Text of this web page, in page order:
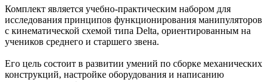
Комплект является учебно-практическим набором для
исследования принципов функционирования манипуляторов
с кинематической схемой типа Delta, ориентированным на
учеников среднего и старшего звена.
Его цель состоит в развитии умений по сборке механических
конструкций, настройке оборудования и написанию